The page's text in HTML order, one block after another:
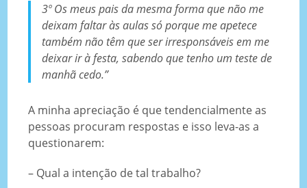
3º Os meus pais da mesma forma que não me
deixam faltar às aulas só porque me apetece
também não têm que ser irresponsáveis em me
deixar ir à festa, sabendo que tenho um teste de
manhã cedo.”
A minha apreciação é que tendencialmente as
pessoas procuram respostas e isso leva-as a
questionarem:
– Qual a intenção de tal trabalho?